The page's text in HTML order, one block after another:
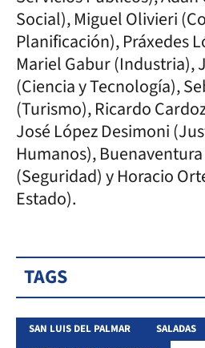
Social), Miguel Olivieri
Planificación), Práxedes
Mariel Gabur (Industria),
(Ciencia y Tecnología),
(Turismo), Ricardo
José López Desimoni
Humanos),
(Seguridad) y Horacio
Estado).
TAGS
SAN LUIS DEL PALMAR SALADAS